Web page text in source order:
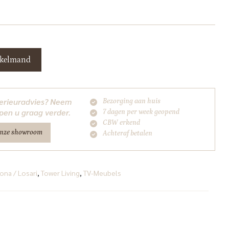
Neem
u graag verder.
showroom
Bezorging aan huis
7 dagen per week geopend
CBW erkend
Achteraf betalen
/ Losari, Tower Living, TV-Meubels